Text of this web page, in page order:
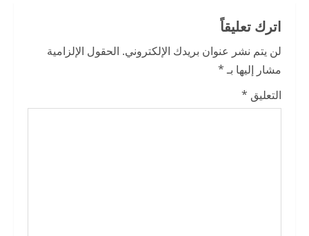
u
e
R
e
اترك تعليقاً
لن يتم نشر عنوان بريدك الإلكتروني. الحقول الإلزامية
مشار إليها بـ*
التعليق *